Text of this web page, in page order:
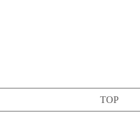
TOP